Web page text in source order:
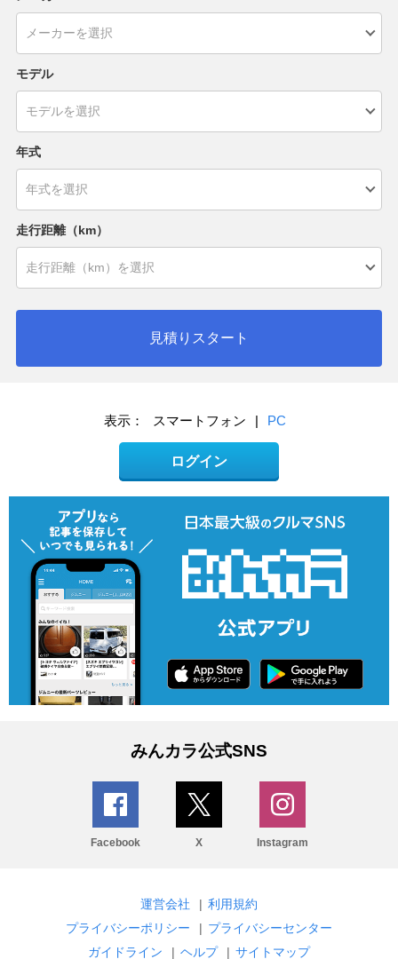
モデル
年式
走行距離（km）
見積りスタート
表示： スマートフォン | PC
ログイン
みんカラ公式SNS
Facebook X Instagram
運営会社 | 利用規約
プライバシーポリシー
| プライバシーセンター
ガイドライン
| ヘルプ | サイトマップ